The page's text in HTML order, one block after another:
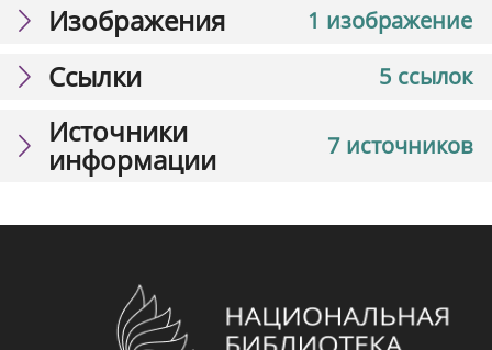
1 изображение
Изображения
5 ссылок
Ссылки
7 источников
Источники
информации